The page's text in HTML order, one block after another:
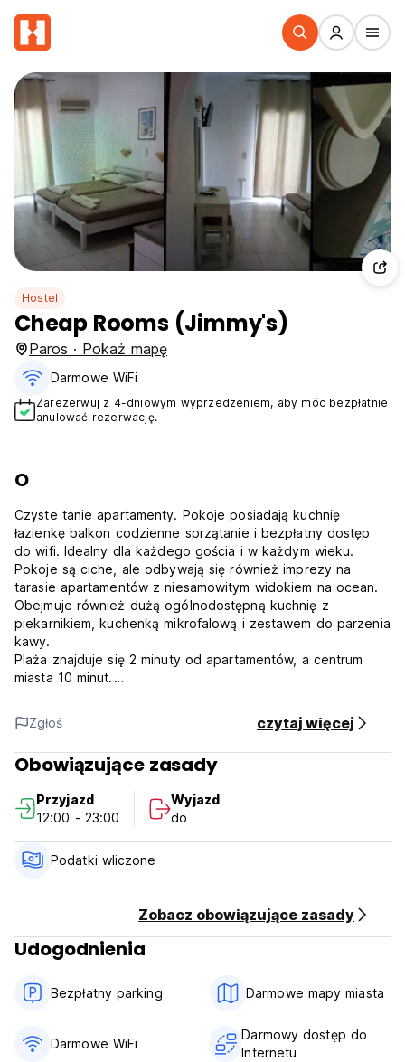
Hostel
Cheap Rooms (Jimmy's)
Paros · Pokaż mapę
Darmowe WiFi
Zarezerwuj z 4-dniowym wyprzedzeniem, aby móc bezpłatnie
anulować rezerwację.
O
Czyste tanie apartamenty. Pokoje posiadają kuchnię
łazienkę balkon codzienne sprzątanie i bezpłatny dostęp
do wifi. Idealny dla każdego gościa i w każdym wieku.
Pokoje są ciche, ale odbywają się również imprezy na
tarasie apartamentów z niesamowitym widokiem na ocean.
Obejmuje również dużą ogólnodostępną kuchnię z
piekarnikiem, kuchenką mikrofalową i zestawem do parzenia
kawy.
Plaża znajduje się 2 minuty od apartamentów, a centrum
miasta 10 minut.
ale oferujemy śniadanie i brunch, 12 rodzajów smoothie, 18
rodzajów kawy, ponad 20 rodzajów koktajli.
Podatki wliczone w cenę.
Śniadanie nie jest wliczone w cenę, ale wszyscy goście
napoje i jedzenie.
Zasady i warunki:
Zasady anulowania rezerwacji: 72 godziny przed
przyjazdem.
Płatność po przyjeździe gotówką, kartą kredytową, kartą
Podatki wliczone w cenę. (Auto-translated from original
Zgłoś czytaj więcej
Obowiązujące zasady
Przyjazd
12:00 - 23:00
Wyjazd
do
Podatki wliczone
Zobacz obowiązujące zasady
Udogodnienia
Bezpłatny parking Darmowe mapy miasta
Darmowe WiFi
Darmowy dostęp do
Internetu